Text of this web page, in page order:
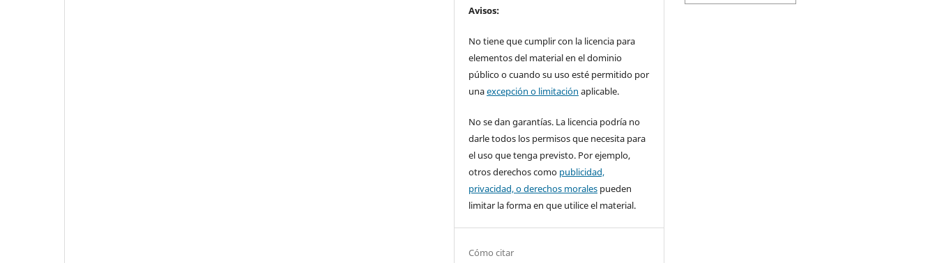
Avisos:
No tiene que cumplir con la licencia para
elementos del material en el dominio
público o cuando su uso esté permitido por
unaexcepción o limitación aplicable.
No se dan garantías. La licencia podría no
darle todos los permisos que necesita para
el uso que tenga previsto. Por ejemplo,
otros derechos como publicidad,
privacidad, o derechos morales pueden
limitar la forma en que utilice el material.
Cómo citar